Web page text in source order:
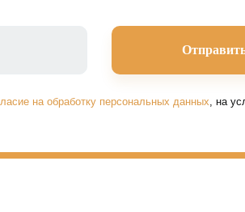
на обработку персональных данных, на